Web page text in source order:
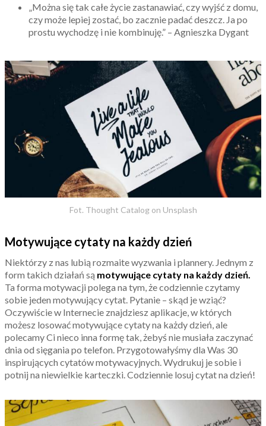
„Można się tak całe życie zastanawiać, czy wyjść z domu,
czy może lepiej zostać, bo zacznie padać deszcz. Ja po
prostu wychodzę i nie kombinuję.” – Agnieszka Dygant
Fot. Thought Catalog on Unsplash
Motywujące cytaty na każdy dzień
Niektórzy z nas lubią rozmaite wyzwania i plannery. Jednym z
form takich działań są motywujące cytaty na każdy dzień.
Ta forma motywacji polega na tym, że codziennie czytamy
sobie jeden motywujący cytat. Pytanie – skąd je wziąć?
Oczywiście w Internecie znajdziesz aplikacje, w których
możesz losować motywujące cytaty na każdy dzień, ale
polecamy Ci nieco inna formę tak, żebyś nie musiała zaczynać
dnia od sięgania po telefon. Przygotowałyśmy dla Was 30
inspirujących cytatów motywacyjnych. Wydrukuj je sobie i
potnij na niewielkie karteczki. Codziennie losuj cytat na dzień!